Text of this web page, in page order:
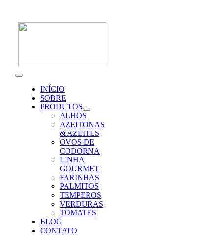
content
Toggle
NavigationINÍCIO
SOBRE
PRODUTOS
ALHOS
AZEITONAS
& AZEITES
OVOS DE
CODORNA
LINHA
GOURMET
FARINHAS
PALMITOS
TEMPEROS
VERDURAS
TOMATES
BLOG
CONTATO